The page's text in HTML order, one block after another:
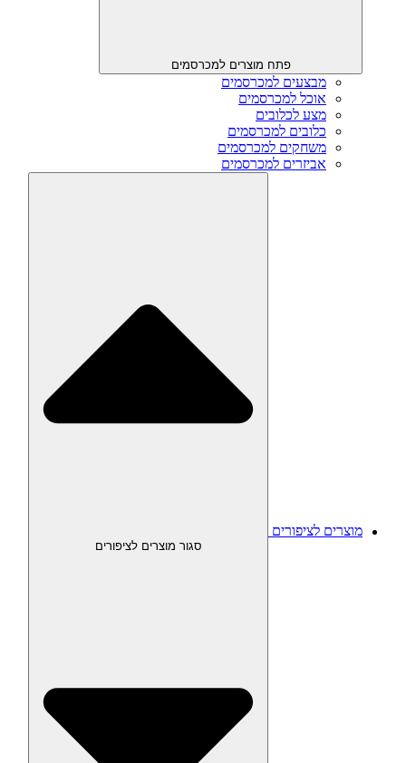
פתח מוצרים למכרסמים
מבצעים למכרסמים
אוכל למכרסמים
מצע לכלובים
כלובים למכרסמים
משחקים למכרסמים
אביזרים למכרסמים
מוצרים לציפורים
סגור מוצרים לציפורים